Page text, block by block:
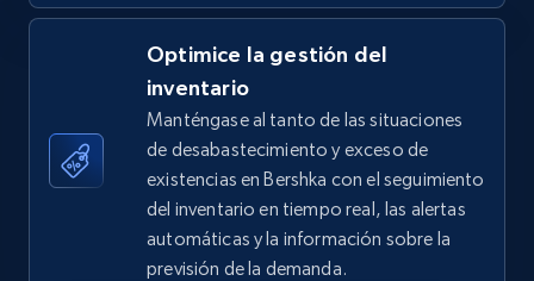
TikTok Shop - discover records by shop url
URL, Title, Available, Description, Currency, Initial
price, Final price, Discount percent, and more.
667+ Comenzar ahora
Optimice la gestión del
inventario
Manténgase al tanto de las situaciones
de desabastecimiento y exceso de
existencias en Bershka con el seguimiento
del inventario en tiempo real, las alertas
automáticas y la información sobre la
previsión de la demanda.